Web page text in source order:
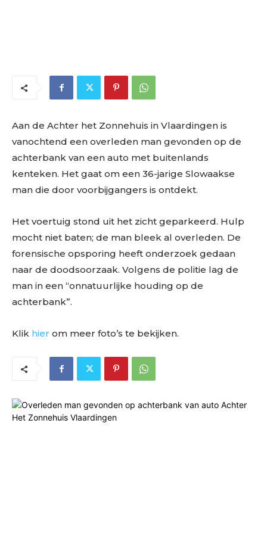
Aan de Achter het Zonnehuis in Vlaardingen is
vanochtend een overleden man gevonden op de
achterbank van een auto met buitenlands
kenteken. Het gaat om een 36-jarige Slowaakse
man die door voorbijgangers is ontdekt.
Het voertuig stond uit het zicht geparkeerd. Hulp
mocht niet baten; de man bleek al overleden. De
forensische opsporing heeft onderzoek gedaan
naar de doodsoorzaak. Volgens de politie lag de
man in een “onnatuurlijke houding op de
achterbank”.
Klik hier om meer foto’s te bekijken.